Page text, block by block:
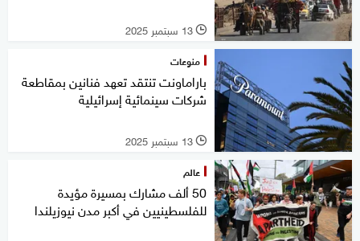
l 13 سبتمبر 2025
منوعات
باراماونت تنتقد تعهد فنانين بمقاطعة
شركات سينمائية إسرائيلية
l 13 سبتمبر 2025
عالم
50 ألف مشارك بمسيرة مؤيدة
للفلسطينيين في أكبر مدن نيوزيلندا